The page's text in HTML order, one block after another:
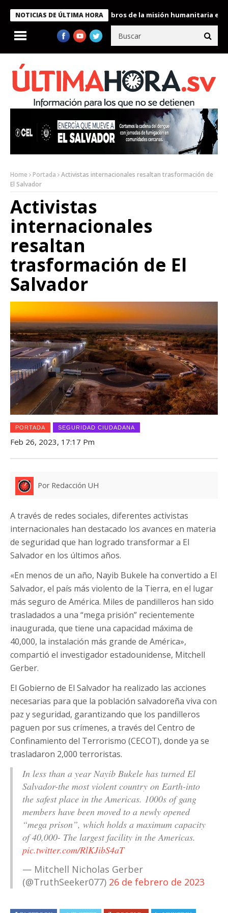
NOTICIAS DE ÚLTIMA HORA
Bukele condecora a miembros de la misión humanitaria enviada
Home Portada
Activistas internacionales resaltan trasformación de
El Salvador
Activistas
internacionales
resaltan
trasformación de El
Salvador
PORTADA SEGURIDAD CIUDADANA
Feb 26, 2023, 17:17 Pm
Por Redacción UH
A través de redes sociales, diferentes activistas
internacionales han destacado los avances en materia
de seguridad que han logrado transformar a El
Salvador en los últimos años.
«En menos de un año, Nayib Bukele ha convertido a El
Salvador, el país más violento de la Tierra, en el lugar
más seguro de América. Miles de pandilleros han sido
trasladados a una “mega prisión” recientemente
inaugurada, que tiene una capacidad máxima de
40,000, la instalación más grande de América»,
compartió el investigador estadounidense, Mitchell
Gerber.
El Gobierno de El Salvador ha realizado las acciones
necesarias para que la población salvadoreña viva con
paz y seguridad, garantizando que los pandilleros
paguen por sus crímenes, a través del Centro de
Confinamiento del Terrorismo (CECOT), donde ya se
trasladaron 2,000 terroristas.
In less than a year Nayib Bukele has turned El
Salvador-the most violent country on Earth-into
the safest place in the Americas. 1000s of gang
members have been moved to a newly opened
“mega prison”, which holds a maximum capacity
of 40,000- The largest facility in the Americas.
pic.twitter.com/RlKJibS4aT
— Mitchell Nicholas Gerber
(@TruthSeeker077) 26 de febrero de 2023